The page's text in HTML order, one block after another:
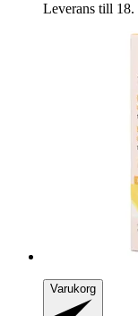
Leverans till 18.
Varukorg